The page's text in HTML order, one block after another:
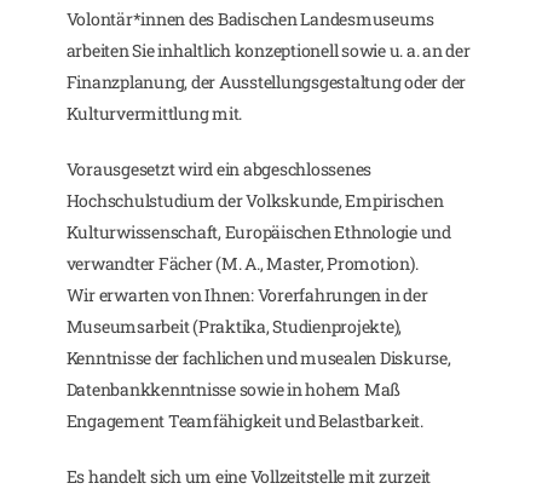
Volontär*innen des Badischen Landesmuseums
arbeiten Sie inhaltlich konzeptionell sowie u. a. an der
Finanzplanung, der Ausstellungsgestaltung oder der
Kulturvermittlung mit.
Vorausgesetzt wird ein abgeschlossenes
Hochschulstudium der Volkskunde, Empirischen
Kulturwissenschaft, Europäischen Ethnologie und
verwandter Fächer (M. A., Master, Promotion).
Wir erwarten von Ihnen: Vorerfahrungen in der
Museumsarbeit (Praktika, Studienprojekte),
Kenntnisse der fachlichen und musealen Diskurse,
Datenbankkenntnisse sowie in hohem Maß
Engagement Teamfähigkeit und Belastbarkeit.
Es handelt sich um eine Vollzeitstelle mit zurzeit